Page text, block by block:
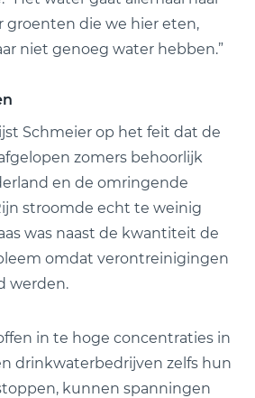
groenten die we hier eten,
niet genoeg water hebben.”
Schmeier op het feit dat de
zomers behoorlijk
en de omringende
stroomde echt te weinig
was naast de kwantiteit de
omdat verontreinigingen
werden.
in te hoge concentraties in
drinkwaterbedrijven zelfs hun
kunnen spanningen